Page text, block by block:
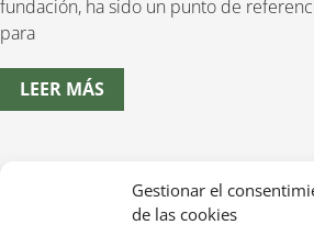
Gestionar el
de las cookies
fundación, ha sido un punto de
para
LEER MÁS